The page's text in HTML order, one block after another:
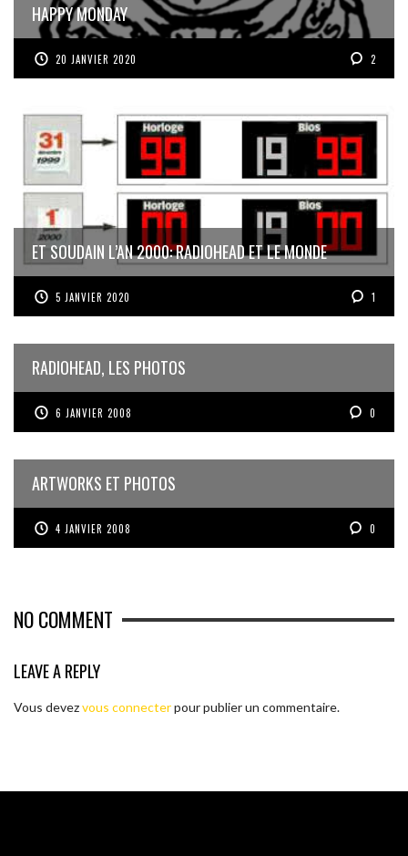
HAPPY MONDAY
20 JANVIER 2020 2
ET SOUDAIN L’AN 2000: RADIOHEAD ET LE MONDE
5 JANVIER 2020 1
RADIOHEAD, LES PHOTOS
6 JANVIER 2008 0
ARTWORKS ET PHOTOS
4 JANVIER 2008 0
NO COMMENT
LEAVE A REPLY
Vous devezvous connecterpour publier un commentaire.